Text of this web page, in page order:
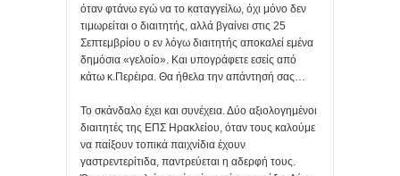
όταν φτάνω εγώ να το καταγγείλω, όχι μόνο δεν
τιμωρείται ο διαιτητής, αλλά βγαίνει στις 25
Σεπτεμβρίου ο εν λόγω διαιτητής αποκαλεί εμένα
δημόσια «γελοίο». Και υπογράφετε εσείς από
κάτω κ.Περέιρα. Θα ήθελα την απάντησή σας…
Το σκάνδαλο έχει και συνέχεια. Δύο αξιολογημένοι
διαιτητές της ΕΠΣ Ηρακλείου, όταν τους καλούμε
να παίξουν τοπικά παιχνίδια έχουν
γαστρεντερίτιδα, παντρεύεται η αδερφή τους.